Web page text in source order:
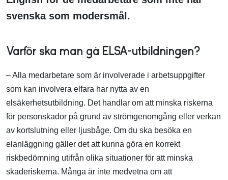
svenska som modersmål.
Varför ska man gå ELSA-utbildningen?
– Alla medarbetare som är involverade i arbetsuppgifter
som kan involvera elfara har nytta av en
elsäkerhetsutbildning. Det handlar om att minska riskerna
för personskador på grund av strömgenomgång eller verkan
av kortslutning eller ljusbåge. Om du ska besöka en
elanläggning gäller det att kunna göra en korrekt
riskbedömning utifrån olika situationer för att minska
skaderiskerna. Många är inte medvetna om att